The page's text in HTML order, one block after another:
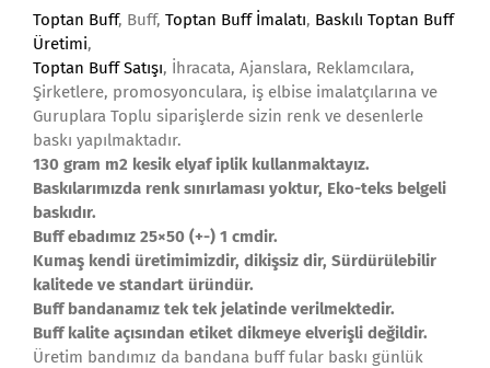
Toptan Buff, Buff, Toptan Buff İmalatı, Baskılı Toptan Buff
Üretimi,
Toptan BuffSatışı, İhracata, Ajanslara, Reklamcılara,
Şirketlere, promosyonculara, iş elbise imalatçılarına ve
Guruplara Toplu siparişlerde sizin renk ve desenlerle
baskı yapılmaktadır.
130 gram m2 kesik elyaf iplik kullanmaktayız.
Baskılarımızda renk sınırlaması yoktur, Eko-teks belgeli
baskıdır.
Buff ebadımız 25×50 (+-) 1 cmdir.
Kumaş kendi üretimimizdir, dikişsiz dir, Sürdürülebilir
kalitede ve standart üründür.
Buff bandanamız tek tek jelatinde verilmektedir.
Buff kalite açısından etiket dikmeye elverişli değildir.
Üretim bandımız da bandana buff fular baskı günlük